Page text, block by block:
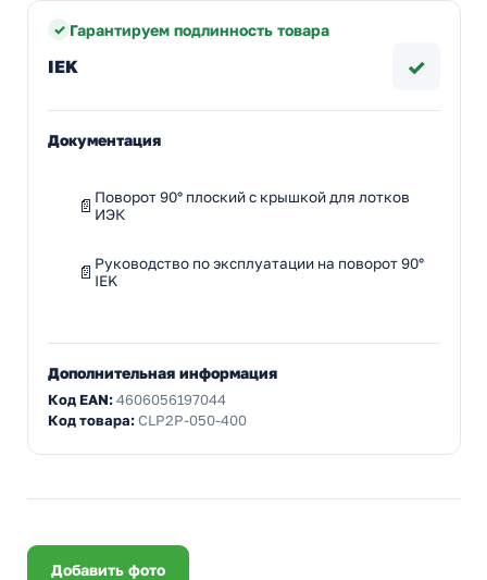
Гарантируем подлинность товара
IEK ✓
Документация
Поворот 90° плоский с крышкой для лотков
ИЭК
Руководство по эксплуатации на поворот 90°
IEK
Дополнительная информация
Код EAN:4606056197044
Код товара:CLP2P-050-400
Добавить фото